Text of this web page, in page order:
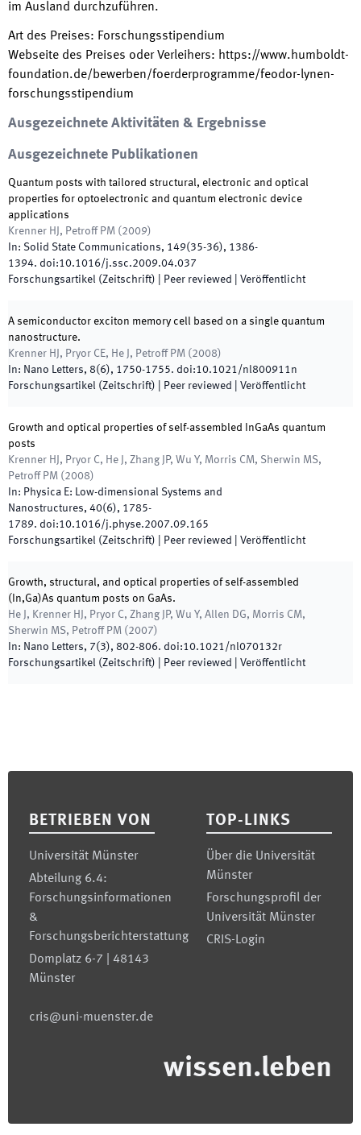
im Ausland durchzuführen.
Art des Preises: Forschungsstipendium
Webseite des Preises oder Verleihers: https://www.humboldt-
foundation.de/bewerben/foerderprogramme/feodor-lynen-
forschungsstipendium
Ausgezeichnete Aktivitäten & Ergebnisse
Ausgezeichnete Publikationen
Quantum posts with tailored structural, electronic and optical
properties for optoelectronic and quantum electronic device
applications
Krenner HJ, Petroff PM ( 2009)
In: Solid State Communications, 149(35-36), 1386-
1394. doi:10.1016/j.ssc.2009.04.037
Forschungsartikel (Zeitschrift) | Peer reviewed Veröffentlicht
A semiconductor exciton memory cell based on a single quantum
nanostructure.
Krenner HJ, Pryor CE, He J, Petroff PM ( 2008)
In: Nano Letters, 8(6), 1750-1755. doi:10.1021/nl800911n
Forschungsartikel (Zeitschrift) | Peer reviewed Veröffentlicht
Growth and optical properties of self-assembled InGaAs quantum
posts
Krenner HJ, Pryor C, He J, Zhang JP, Wu Y, Morris CM, Sherwin MS,
Petroff PM ( 2008)
In: Physica E: Low-dimensional Systems and
Nanostructures, 40(6), 1785-
1789. doi:10.1016/j.physe.2007.09.165
Forschungsartikel (Zeitschrift) | Peer reviewed Veröffentlicht
Growth, structural, and optical properties of self-assembled
(In,Ga)As quantum posts on GaAs.
He J, Krenner HJ, Pryor C, Zhang JP, Wu Y, Allen DG, Morris CM,
Sherwin MS, Petroff PM ( 2007)
In: Nano Letters, 7(3), 802-806. doi:10.1021/nl070132r
Forschungsartikel (Zeitschrift) | Peer reviewed Veröffentlicht
BETRIEBEN VON
Universität Münster
Abteilung 6.4:
Forschungsinformationen
&
Forschungsberichterstattung
Domplatz 6-7 | 48143
Münster
cris@uni-muenster.de
TOP-LINKS
Über die Universität
Münster
Forschungsprofil der
Universität Münster
CRIS-Login
wissen.leben